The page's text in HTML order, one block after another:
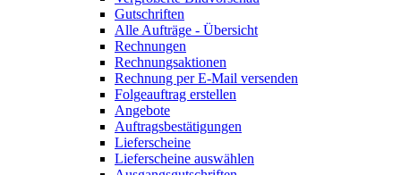
Gutschriften
Alle Aufträge - Übersicht
Rechnungen
Rechnungsaktionen
Rechnung per E-Mail versenden
Folgeauftrag erstellen
Angebote
Auftragsbestätigungen
Lieferscheine
Lieferscheine auswählen